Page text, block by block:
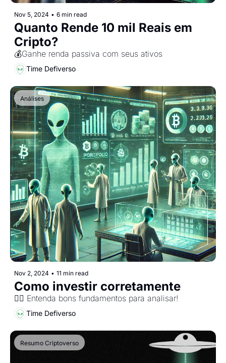
Nov 5, 2024 • 6 min read
Quanto Rende 10 mil Reais em
💰Ganhe renda passiva com seus ativos
Time Defiverso
Análises
Nov 2, 2024 • 11 min read
Como investir corretamente
🕵️‍♂️ Entenda bons fundamentos para analisar!
Time Defiverso
Resumo Criptoverso